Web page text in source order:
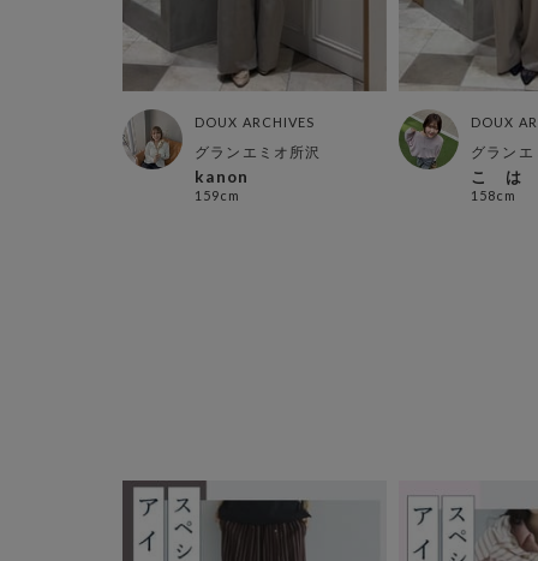
DOUX ARCHIVES
グランエミオ所沢
kanon
159cm
DOUX
グラン
こ は
158cm